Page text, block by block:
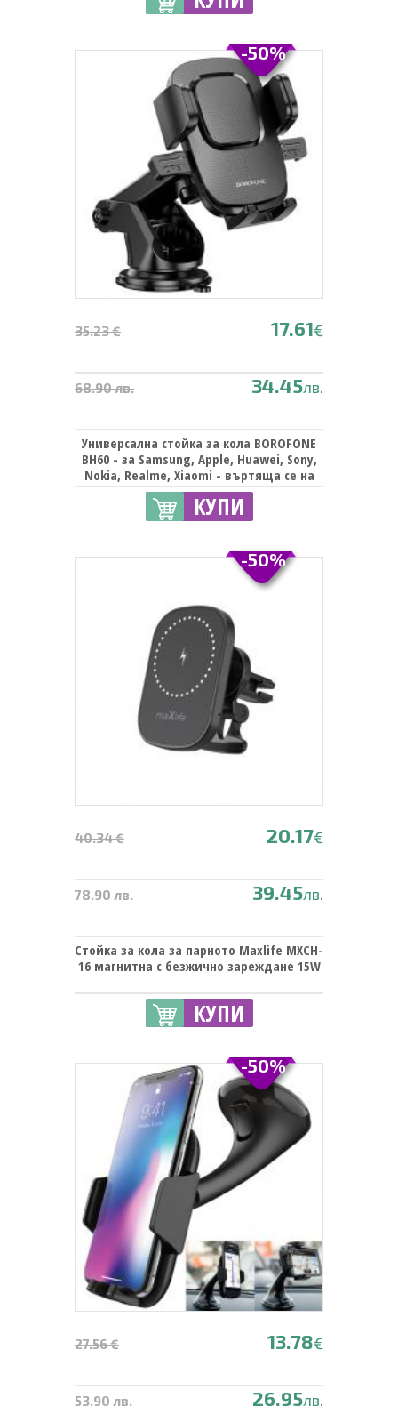
35.23 € 17.61€
68.90 лв. 34.45лв.
Универсална стойка за кола BOROFONE
BH60 - за Samsung, Apple, Huawei, Sony,
Nokia, Realme, Xiaomi - въртяща се на
360 градуса с дълго рамо
КУПИ
-50%
40.34 € 20.17€
78.90 лв. 39.45лв.
Стойка за кола за парното Maxlife MXCH-
16 магнитна с безжично зареждане 15W
КУПИ
-50%
27.56 € 13.78€
53.90 лв. 26.95лв.
-50%